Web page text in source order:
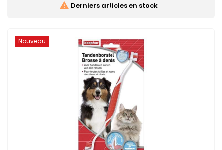
 Derniers articles en stock
Nouveau